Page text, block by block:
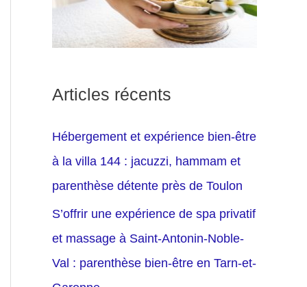
Articles récents
Hébergement et expérience bien-être
à la villa 144 : jacuzzi, hammam et
parenthèse détente près de Toulon
S’offrir une expérience de spa privatif
et massage à Saint-Antonin-Noble-
Val : parenthèse bien-être en Tarn-et-